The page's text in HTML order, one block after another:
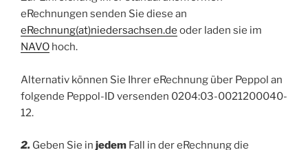
eRechnungen senden Sie diese an
eRechnung(at)niedersachsen.de oder laden sie im
NAVO hoch.
Alternativ können Sie Ihrer eRechnung über Peppol an
folgende Peppol-ID versenden 0204:03-0021200040-
12.
2. Geben Sie in jedem Fall in der eRechnung die